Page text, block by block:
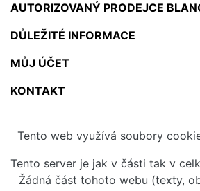
AUTORIZOVANÝ PRODEJCE
DŮLEŽITÉ INFORMACE
MŮJ ÚČET
KONTAKT
Tento web využívá soubory
Tento server je jak v části tak v
Žádná část tohoto webu (texty,